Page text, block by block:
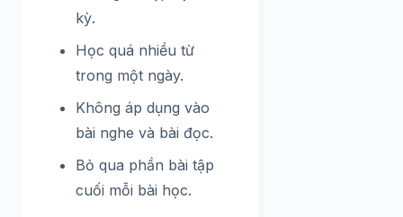
kỳ.
Học quá nhiều từ
trong một ngày.
Không áp dụng vào
bài nghe và bài đọc.
Bỏ qua phần bài tập
cuối mỗi bài học.